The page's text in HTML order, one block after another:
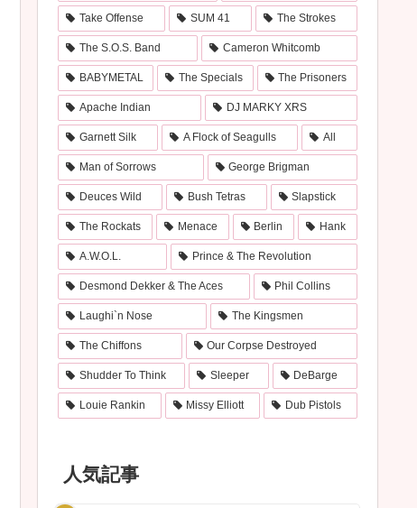
Take Offense SUM 41 The Strokes
The S.O.S. Band Cameron Whitcomb
BABYMETAL The Specials The Prisoners
Apache Indian DJ MARKY XRS
Garnett Silk A Flock of Seagulls All
Man of Sorrows George Brigman
Deuces Wild Bush Tetras Slapstick
The Rockats Menace Berlin Hank
A.W.O.L. Prince & The Revolution
Desmond Dekker & The Aces Phil Collins
Laughi`n Nose The Kingsmen
The Chiffons Our Corpse Destroyed
Shudder To Think Sleeper DeBarge
Louie Rankin Missy Elliott Dub Pistols
人気記事